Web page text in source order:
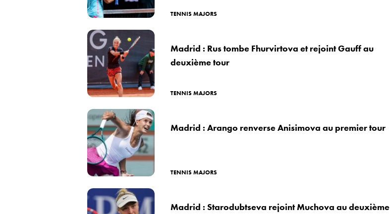
TENNIS MAJORS
Madrid : Rus tombe Fhurvirtova et rejoint Gauff au
deuxième tour
TENNIS MAJORS
Madrid : Arango renverse Anisimova au premier tour
TENNIS MAJORS
Madrid : Starodubtseva rejoint Muchova au deuxième